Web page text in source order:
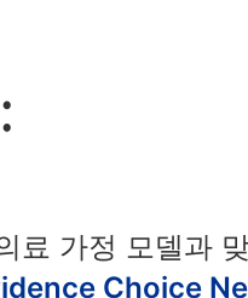
가정 모델과
Choice